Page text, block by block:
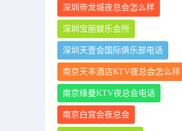
深圳帝龙城夜总会怎么样
深圳宝丽娱乐会所
深圳天壹会国际俱乐部电话
南京天丰酒店KTV夜总会怎么样
南京缘曼KTV夜总会电话
南京白宫会夜总会